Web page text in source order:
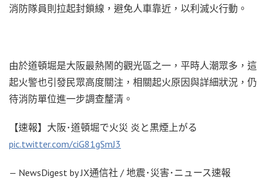
消防隊員則拉起封鎖線，避免人車靠近，以利滅火行動。
由於道頓堀是大阪最熱鬧的觀光區之一，平時人潮眾多，這
起火警也引發民眾高度關注，相關起火原因與詳細狀況，仍
待消防單位進一步調查釐清。
【速報】大阪･道頓堀で火災 炎と黒煙上がる
pic.twitter.com/ciG81gSmJ3
— NewsDigest by JX通信社 / 地震･災害･ニュース速報